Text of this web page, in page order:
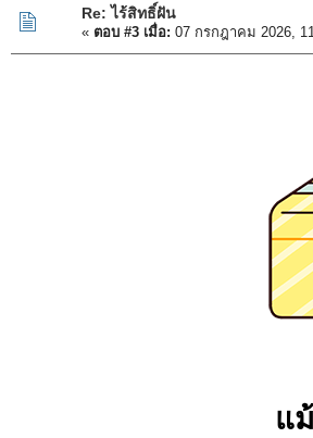
Re: ไร้สิทธิ์ฝัน
« ตอบ #3 เมื่อ: 07 กรกฎาคม 2026,
แ